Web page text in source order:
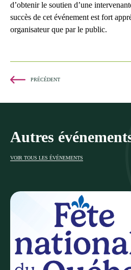
d’obtenir le soutien d’une
succès de cet événement est fort
organisateur que par le public.
PRÉCÉDENT
Autres
VOIR TOUS LES ÉVÉNEMENTS